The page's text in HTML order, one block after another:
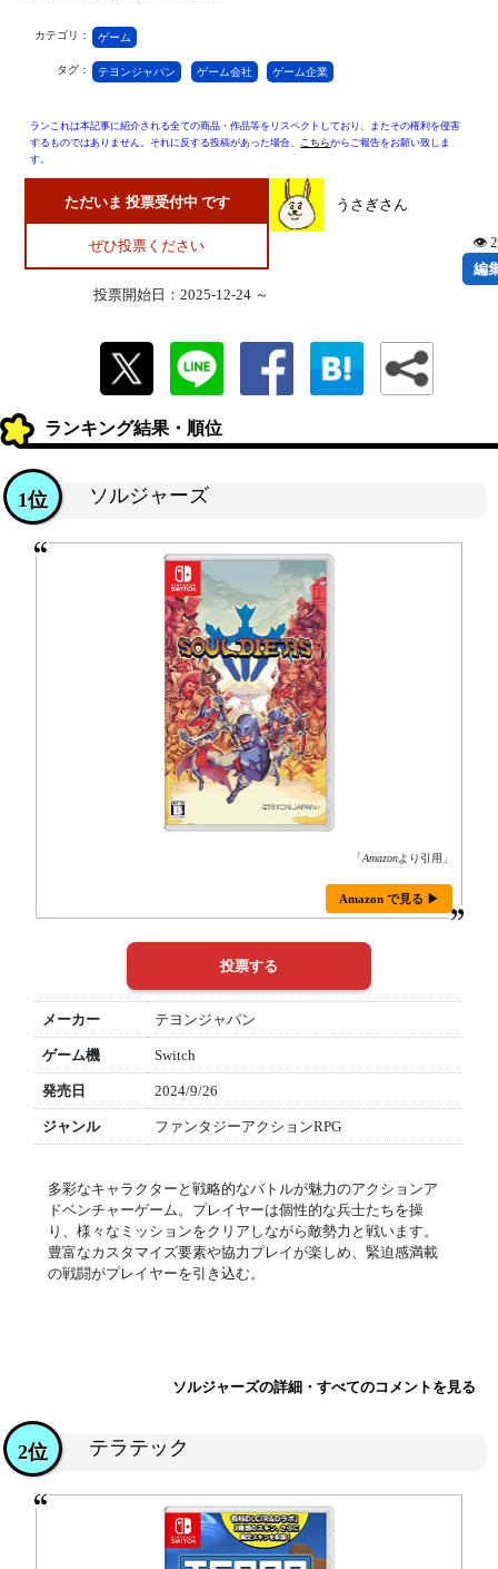
カテゴリ： ゲーム
タグ： テヨンジャパン ゲーム会社 ゲーム企業
ランこれは本記事に紹介される全ての商品・作品等をリスペクトしており、またその権利を侵害
するものではありません。それに反する投稿があった場合、 こちらからご報告をお願い致しま
す。
ただいま 投票受付中 です
ぜひ投票ください
投票開始日：2025-12-24 ～
うさぎさん
👁
編
ランキング結果・順位
ソルジャーズ
1位
「Amazonより引用」
Amazon で見る ▶
メーカー テヨンジャパン
ゲーム機 Switch
発売日 2024/9/26
ジャンル ファンタジーアクションRPG
多彩なキャラクターと戦略的なバトルが魅力のアクションア
ドベンチャーゲーム。プレイヤーは個性的な兵士たちを操
り、様々なミッションをクリアしながら敵勢力と戦います。
豊富なカスタマイズ要素や協力プレイが楽しめ、緊迫感満載
の戦闘がプレイヤーを引き込む。
ソルジャーズの詳細・すべてのコメントを見る
テラテック
2位